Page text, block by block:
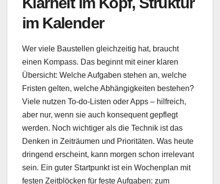
im Kalender
Wer viele Baustellen gleichzeitig hat, braucht
einen Kompass. Das beginnt mit einer klaren
Übersicht: Welche Aufgaben stehen an, welche
Fristen gelten, welche Abhängigkeiten bestehen?
Viele nutzen To-do-Listen oder Apps – hilfreich,
aber nur, wenn sie auch konsequent gepflegt
werden. Noch wichtiger als die Technik ist das
Denken in Zeiträumen und Prioritäten. Was heute
dringend erscheint, kann morgen schon irrelevant
sein. Ein guter Startpunkt ist ein Wochenplan mit
festen Zeitblöcken für feste Aufgaben: zum